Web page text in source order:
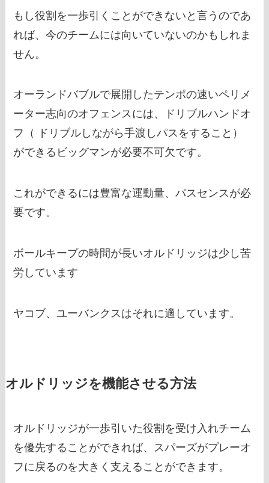
もし役割を一歩引くことができないと言うのであ
れば、今のチームには向いていないのかもしれま
せん。
オーランドバブルで展開したテンポの速いペリメ
ーター志向のオフェンスには、ドリブルハンドオ
フ（ ドリブルしながら手渡しパスをすること）
ができるビッグマンが必要不可欠です。
これができるには豊富な運動量、パスセンスが必
要です。
ボールキープの時間が長いオルドリッジは少し苦
労しています
ヤコブ、ユーバンクスはそれに適しています。
オルドリッジを機能させる方法
オルドリッジが一歩引いた役割を受け入れチーム
を優先することができれば、スパーズがプレーオ
フに戻るのを大きく支えることができます。